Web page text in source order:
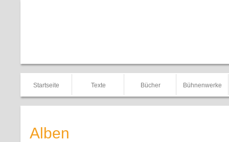
Startseite Texte Bücher Bühnenwerke
Alben